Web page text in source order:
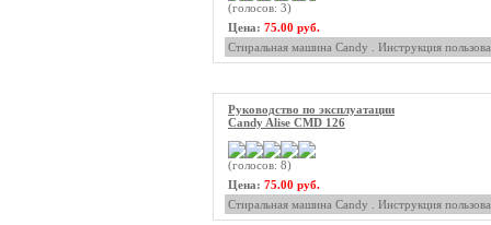
(голосов: 3)
Цена: 75.00 руб.
Стиральная машина Candy . Инструкция
Руководство по эксплуатации
Candy Alise CMD 126
(голосов: 8)
Цена: 75.00 руб.
Стиральная машина Candy . Инструкция